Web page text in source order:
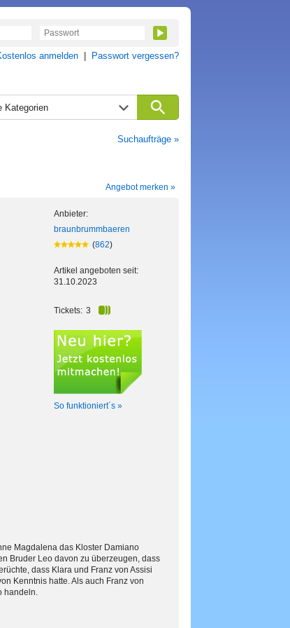
anmelden Passwort vergessen?
Kategorien
Suchaufträge »
Angebot merken »
Anbieter:
braunbrummbaeren
(862)
Artikel angeboten seit:
31.10.2023
Tickets: 3
So funktioniert´s »
Magdalena das Kloster Damiano
Bruder Leo davon zu überzeugen, dass
dass Klara und Franz von Assisi
Kenntnis hatte. Als auch Franz von
handeln.